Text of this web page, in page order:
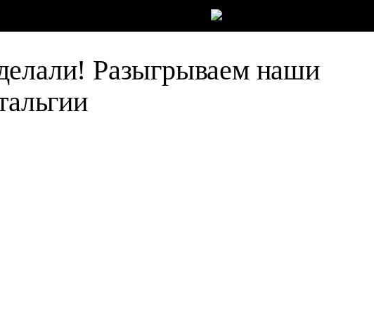
Разыгрываем наши